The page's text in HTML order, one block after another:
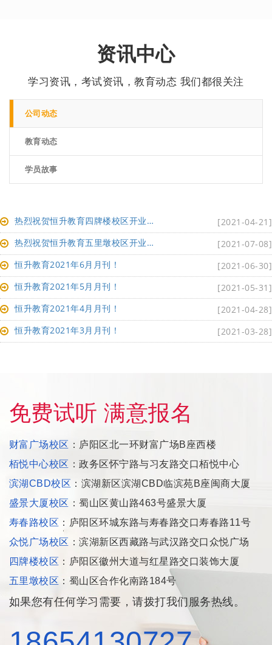
资讯中心
学习资讯，考试资讯，教育动态 我们都很关注
公司动态
教育动态
学员故事
热烈祝贺恒升教育四牌楼校区开业啦！！速来围观！
[2021-04-21]
热烈祝贺恒升教育五里墩校区开业啦！速来围观！！
[2021-07-08]
恒升教育2021年6月月刊！
[2021-06-30]
恒升教育2021年5月月刊！
[2021-05-31]
恒升教育2021年4月月刊！
[2021-04-28]
恒升教育2021年3月月刊！
[2021-03-28]
免费试听 满意报名
财富广场校区 ：庐阳区北一环财富广场B座西楼
栢悦中心校区 ：政务区怀宁路与习友路交口栢悦中心
滨湖CBD校区 ：滨湖新区滨湖CBD临滨苑B座闽商大厦
盛景大厦校区 ：蜀山区黄山路463号盛景大厦
寿春路校区 ：庐阳区环城东路与寿春路交口寿春路11号
众悦广场校区 ：滨湖新区西藏路与武汉路交口众悦广场
四牌楼校区 ：庐阳区徽州大道与红星路交口装饰大厦
五里墩校区 ：蜀山区合作化南路184号
如果您有任何学习需要，请拨打我们服务热线。